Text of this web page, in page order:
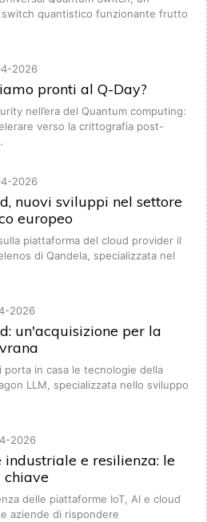
quantistico funzionante frutto
2026
pronti al Q-Day?
nell’era del Quantum computing:
verso la crittografia post-
2026
nuovi sviluppi nel settore
europeo
piattaforma del cloud provider il
di Qandela, specializzata nel
2026
un'acquisizione per la
porta in casa le tecnologie della
LLM, specializzata nello sviluppo
2026
e resilienza: le
chiave
delle piattaforme IoT, AI e cloud
aziende di rispondere